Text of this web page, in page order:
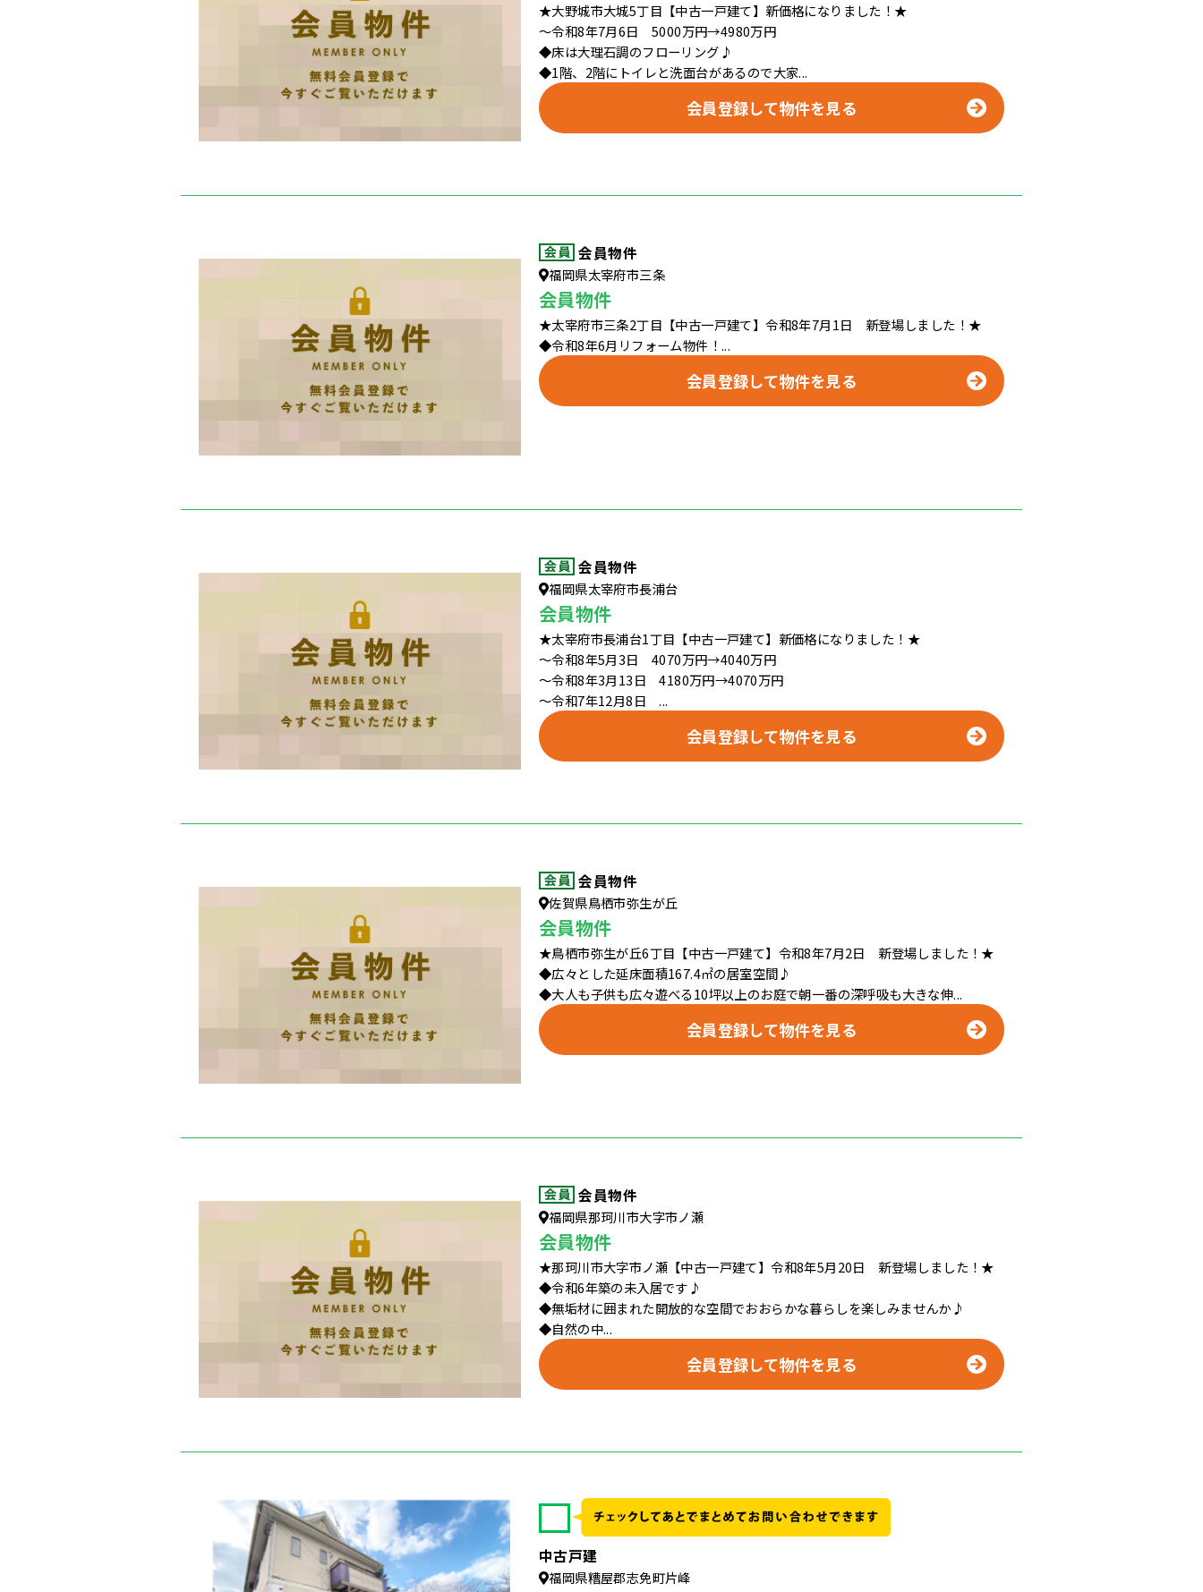
★大野城市大城5丁目【中古一戸建て】新価格になりました！★
～令和8年7月6日 5000万円→4980万円
◆床は大理石調のフローリング♪
◆1階、2階にトイレと洗面台があるので大家...
会員登録して物件を見る
会員物件
福岡県太宰府市三条
会員物件
★太宰府市三条2丁目【中古一戸建て】令和8年7月1日 新登場しました！★
◆令和8年6月リフォーム物件！...
会員登録して物件を見る
会員物件
福岡県太宰府市長浦台
会員物件
★太宰府市長浦台1丁目【中古一戸建て】新価格になりました！★
～令和8年5月3日 4070万円→4040万円
～令和8年3月13日 4180万円→4070万円
～令和7年12月8日 ...
会員登録して物件を見る
会員物件
佐賀県鳥栖市弥生が丘
会員物件
★鳥栖市弥生が丘6丁目【中古一戸建て】令和8年7月2日 新登場しました！★
◆広々とした延床面積167.4㎡の居室空間♪
◆大人も子供も広々遊べる10坪以上のお庭で朝一番の深呼吸も大きな伸...
会員登録して物件を見る
会員物件
福岡県那珂川市大字市ノ瀬
会員物件
★那珂川市大字市ノ瀬【中古一戸建て】令和8年5月20日 新登場しました！★
◆令和6年築の未入居です♪
◆無垢材に囲まれた開放的な空間でおおらかな暮らしを楽しみませんか♪
◆自然の中...
会員登録して物件を見る
中古戸建
福岡県糟屋郡志免町片峰